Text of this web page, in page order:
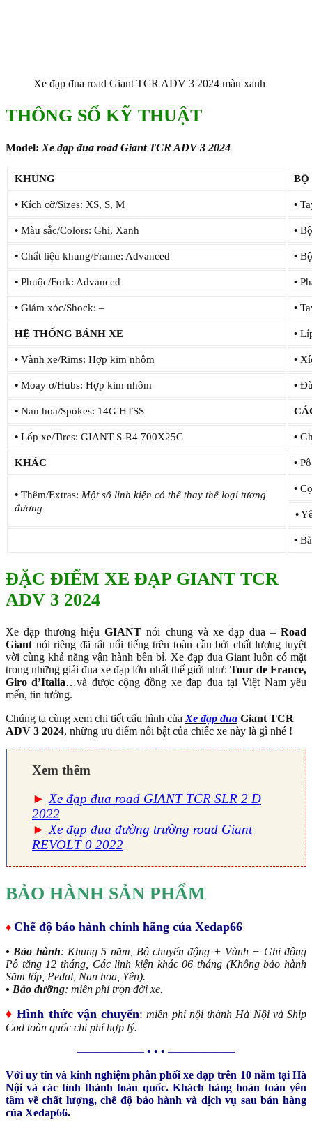
Xe đạp đua road Giant TCR ADV 3 2024 màu xanh
THÔNG SỐ KỸ THUẬT
Model: Xe đạp đua road Giant TCR ADV 3 2024
KHUNG BỘ
• Kích cỡ/Sizes: XS, S, M •
• Màu sắc/Colors: Ghi, Xanh •Bộ
• Chất liệu khung/Frame: Advanced •Bộ
• Phuộc/Fork: Advanced •
• Giảm xóc/Shock: – •
HỆ THỐNG BÁNH XE •
• Vành xe/Rims: Hợp kim nhôm •
• Moay ơ/Hubs: Hợp kim nhôm •
• Nan hoa/Spokes: 14G HTSS
• Lốp xe/Tires: GIANT S-R4 700X25C •
KHÁC •Pô
• Thêm/Extras: Một số linh kiện có thể thay thế loại tương
đương
•
•
•
ĐẶC ĐIỂM XE ĐẠP GIANT TCR
ADV 3 2024
Xe đạp thương hiệuGIANT nói chung và xe đạp đua –Road
Giant nói riêng đã rất nổi tiếng trên toàn cầu bởi chất lượng tuyệt
vời cùng khả năng vận hành bền bỉ. Xe đạp đua Giant luôn có mặt
trong những giải đua xe đạp lớn nhất thế giới như: Tour de France,
Giro d’Italia…và được cộng đồng xe đạp đua tại Việt Nam yêu
mến, tin tưởng.
Chúng ta cùng xem chi tiết cấu hình của Xe đạp đua Giant TCR
ADV 3 2024, những ưu điểm nổi bật của chiếc xe này là gì nhé !
Xem thêm
► Xe đạp đua road GIANT TCR SLR 2 D
2022
► Xe đạp đua đường trường road Giant
REVOLT 0 2022
BẢO HÀNH SẢN PHẨM
♦ Chế độ bảo hành chính hãng của Xedap66
• Bảo hành: Khung 5 năm, Bộ chuyển động + Vành + Ghi đông
Pô tăng 12 tháng, Các linh kiện khác 06 tháng (Không bảo hành
Săm lốp, Pedal, Nan hoa, Yên).
• Bảo dưỡng: miễn phí trọn đời xe.
♦ Hình thức vận chuyển: miễn phí nội thành Hà Nội và Ship
Cod toàn quốc chi phí hợp lý.
—————— • • • ——————
Với uy tín và kinh nghiệm phân phối xe đạp trên 10 năm tại Hà
Nội và các tỉnh thành toàn quốc. Khách hàng hoàn toàn yên
tâm về chất lượng, chế độ bảo hành và dịch vụ sau bán hàng
của Xedap66.